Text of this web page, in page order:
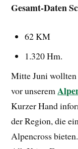
Gesamt-Daten
62 KM
1.320 Hm.
Mitte Juni wollten
vor unserem
Kurzer Hand
der Region, die
Alpencross